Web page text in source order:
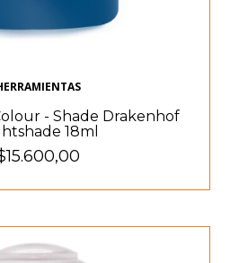
- Shade Drakenhof
18ml